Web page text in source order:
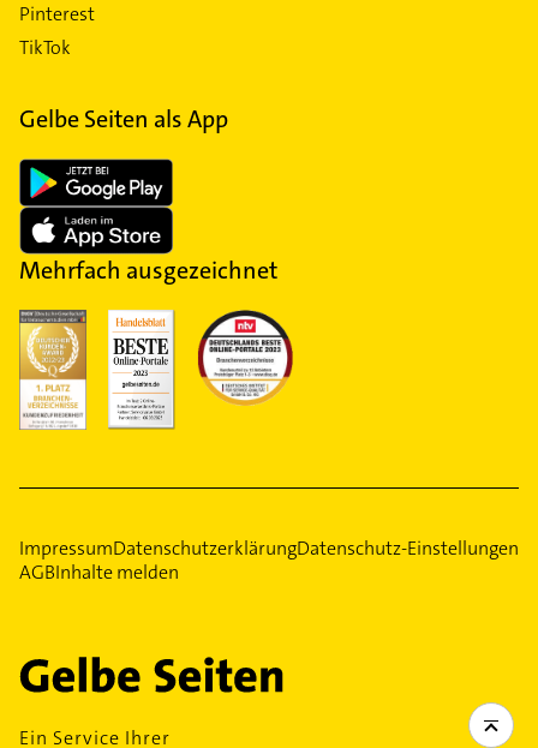
Pinterest
TikTok
Gelbe Seiten als App
Mehrfach ausgezeichnet
ImpressumDatenschutzerklärungDatenschutz-Einstellungen
AGBInhalte melden
Ein Service Ihrer